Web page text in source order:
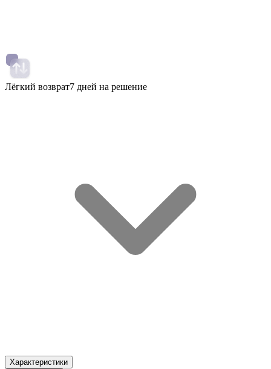
Лёгкий возврат7 дней на решение
Характеристики